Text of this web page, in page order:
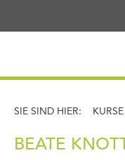
SIE SIND HIER: KURSE
BEATE KNOTT